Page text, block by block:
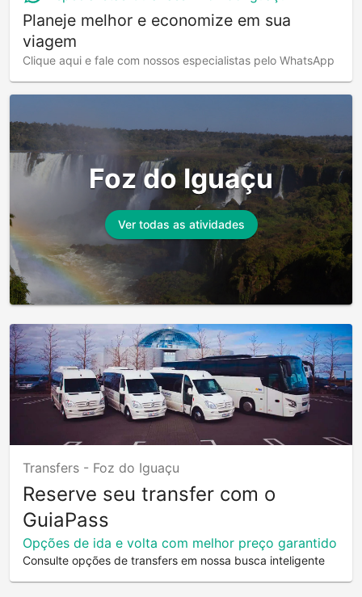
Planeje melhor e economize em sua
viagem
Clique aqui e fale com nossos especialistas pelo WhatsApp
Foz do Iguaçu
Ver todas as atividades
Transfers - Foz do Iguaçu
Reserve seu transfer com o
GuiaPass
Opções de ida e volta com melhor preço garantido
Consulte opções de transfers em nossa busca inteligente